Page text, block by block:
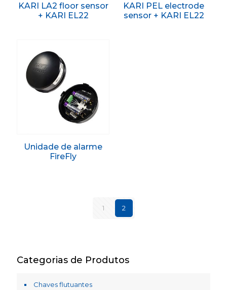
KARI LA2 floor sensor
+ KARI EL22
KARI PEL electrode
sensor + KARI EL22
Unidade de alarme
FireFly
1 2
Categorias de Produtos
Chaves flutuantes